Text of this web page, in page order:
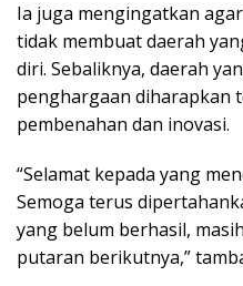
Ia juga mengingatkan
tidak membuat daerah
diri. Sebaliknya, daerah
penghargaan diharapkan
pembenahan dan inovasi.
“Selamat kepada yang
Semoga terus
yang belum berhasil,
putaran berikutnya,”